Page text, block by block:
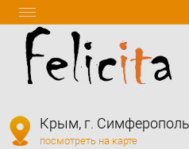
Крым, г.
посмотреть на карте